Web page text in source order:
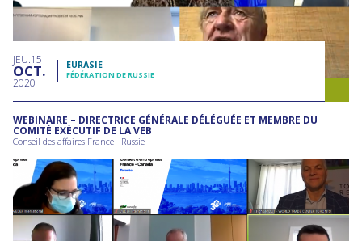
JEU 15
OCT
2020
EURASIE
FÉDÉRATION DE RUSSIE
WEBINAIRE – DIRECTRICE GÉNÉRALE DÉLÉGUÉE ET MEMBRE DU
COMITÉ EXÉCUTIF DE LA VEB
Conseil des affaires France - Russie